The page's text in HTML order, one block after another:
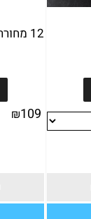
12 מחוררי צורות מתכת בנרתיק
₪109